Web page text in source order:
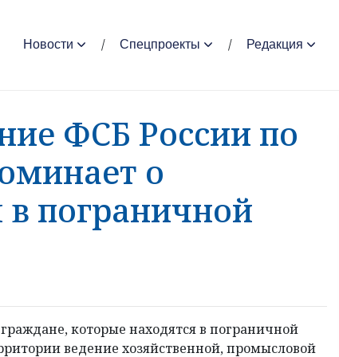
Новости Спецпроекты Редакция
ФСБ России по
о
пограничной
которые находятся в пограничной
ведение хозяйственной, промысловой